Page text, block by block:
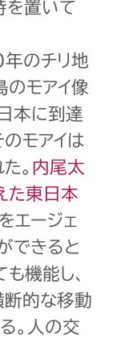
を置いて
のチリ地
のモアイ像
本に到達
のモアイは
。 内尾太
た東日本
エージェ
できると
機能し、
断的な移動
。人の交